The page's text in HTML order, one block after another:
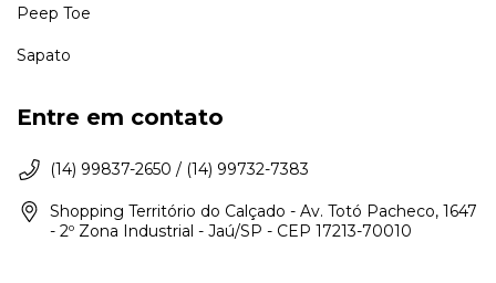
Peep Toe
Sapato
Entre em contato
(14) 99837-2650 / (14) 99732-7383
Shopping Território do Calçado - Av. Totó Pacheco, 1647
- 2º Zona Industrial - Jaú/SP - CEP 17213-70010